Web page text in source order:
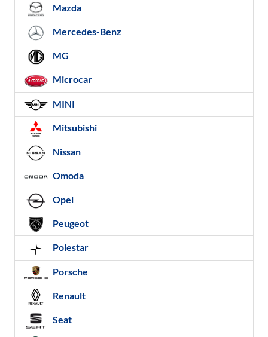
Mazda
Mercedes-Benz
MG
Microcar
MINI
Mitsubishi
Nissan
Omoda
Opel
Peugeot
Polestar
Porsche
Renault
Seat